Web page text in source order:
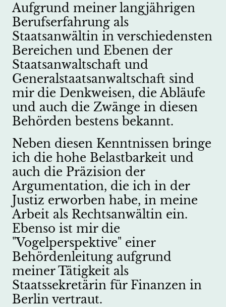
Aufgrund meiner langjährigen
Berufserfahrung als
Staatsanwältin in verschiedensten
Bereichen und Ebenen der
Staatsanwaltschaft und
Generalstaatsanwaltschaft sind
mir die Denkweisen, die Abläufe
und auch die Zwänge in diesen
Behörden bestens bekannt.
Neben diesen Kenntnissen bringe
ich die hohe Belastbarkeit und
auch die Präzision der
Argumentation, die ich in der
Justiz erworben habe, in meine
Arbeit als Rechtsanwältin ein.
Ebenso ist mir die
"Vogelperspektive" einer
Behördenleitung aufgrund
meiner Tätigkeit als
Staatssekretärin für Finanzen in
Berlin vertraut.